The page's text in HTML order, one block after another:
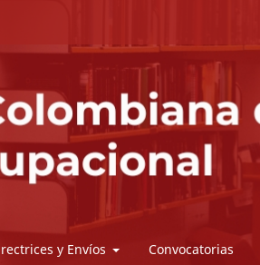
y Envíos Convocatorias